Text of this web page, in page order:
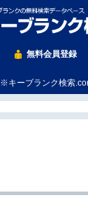
無料会員登録
※キーブランク検索